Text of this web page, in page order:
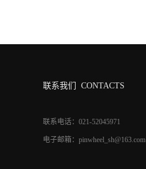
联系我们 CONTACTS
联系电话：021-52045971
电子邮箱：pinwheel_sh@163.com